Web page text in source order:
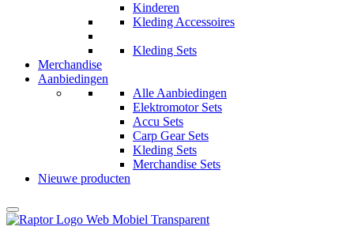
Kinderen
Kleding Accessoires
Kleding Sets
Merchandise
Aanbiedingen
Alle Aanbiedingen
Elektromotor Sets
Accu Sets
Carp Gear Sets
Kleding Sets
Merchandise Sets
Nieuwe producten